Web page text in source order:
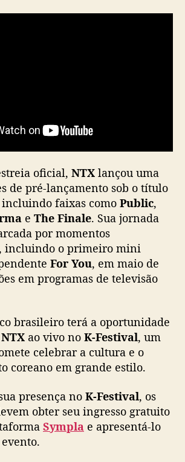
oficial, NTX lançou uma
de pré-lançamento sob o título
incluindo faixas como Public,
e The Finale. Sua jornada
por momentos
incluindo o primeiro mini
For You, em maio de
em programas de televisão
brasileiro terá a oportunidade
NTX ao vivo no K-Festival, um
celebrar a cultura e o
coreano em grande estilo.
presença no K-Festival, os
obter seu ingresso gratuito
Sympla e apresentá-lo